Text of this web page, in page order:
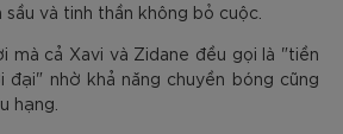
và tinh thần không bỏ cuộc.
mà cả Xavi và Zidane đều gọi là "tiền
nhờ khả năng chuyền bóng cũng
hạng.